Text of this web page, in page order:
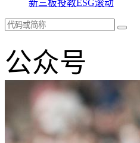
新三板投教ESG滚动
公众号